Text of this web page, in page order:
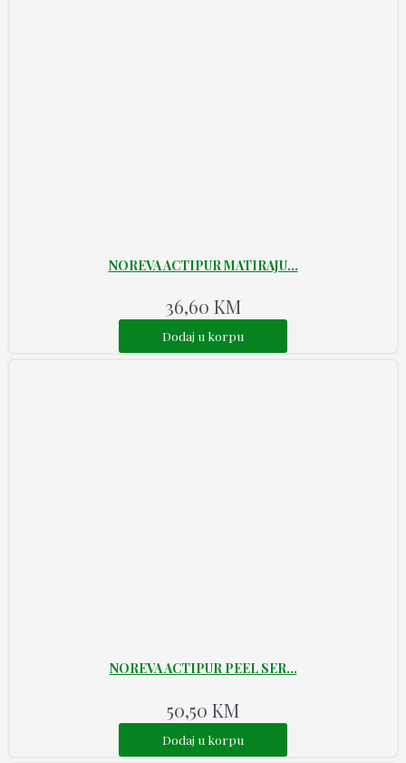
NOREVA ACTIPUR MATIRAJU...
36,60 KM
Dodaj u korpu
NOREVA ACTIPUR PEEL SER...
50,50 KM
Dodaj u korpu